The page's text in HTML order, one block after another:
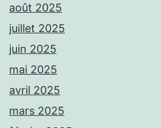
août 2025
juillet 2025
juin 2025
mai 2025
avril 2025
mars 2025